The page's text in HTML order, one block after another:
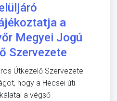
a
Megyei Jogú
Szervezete
Útkezelő Szervezete
hogy a Hecsei úti
a végső